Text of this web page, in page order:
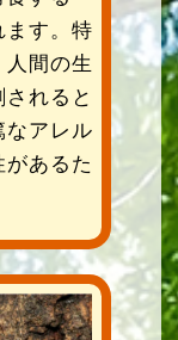
ます。特
間の生
れると
なアレル
あるた